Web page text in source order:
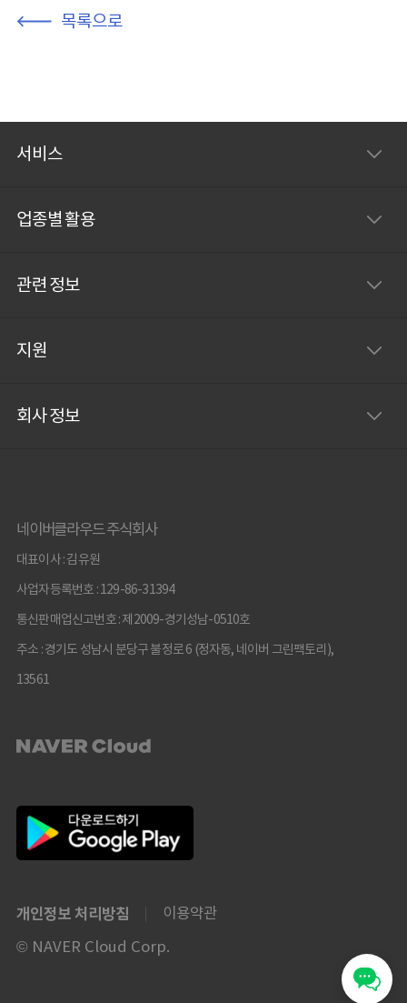
목록으로
서비스
업종별 활용
관련 정보
지원
회사 정보
네이버클라우드 주식회사
대표이사 : 김유원
사업자등록번호 : 129-86-31394
통신판매업신고번호 : 제2009-경기성남-0510호
주소 : 경기도 성남시 분당구 불정로 6 (정자동, 네이버 그린팩토리),
13561
© NAVER Cloud Corp.
개인정보 처리방침 이용약관